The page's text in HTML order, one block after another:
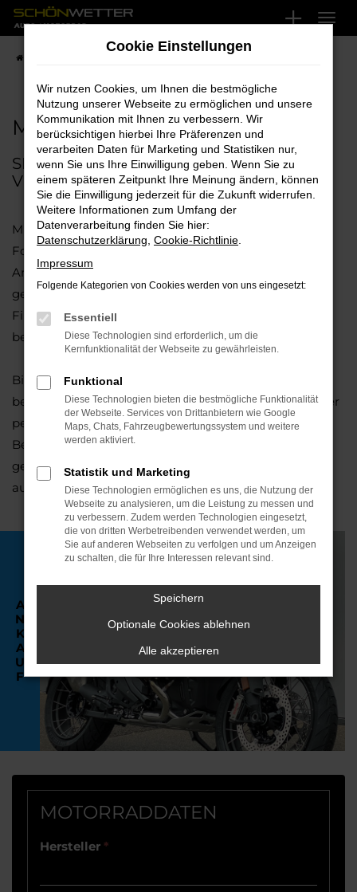
Zum
Hauptinhalt
springen
Motorradankauf
MOTORRADANKAUF
SIE WOLLEN IHR MOTORRAD
VERKAUFEN?
Mithilfe des nachfolgenden Inzahlungnahme-
Formulares erstellen wir Ihnen gerne kostenlos ein
Angebot für Ihr gebrauchtes Motorrad. Sie können Ihr
gebrauchtes Motorrad als Anzahlung bei einer
Finanzierung oder beim Kauf eines neuen Motorrades
bei uns in Zahlung geben.
Bitte haben Sie Verständnis, dass dieses Angebot
beidseitig unverbindlich ist und sich vorbehaltlich einer
persönlichen Begutachtung des Motorrads versteht.
Beachten Sie bitte auch, dass unser Angebot umso
genauer sein kann, je vollständiger Sie das Formular
ausfüllen.
A
N
K
A
U
F
MOTORRADDATEN
Hersteller *
Cookie Einstellungen
Wir nutzen Cookies, um Ihnen die bestmögliche
Nutzung unserer Webseite zu ermöglichen und unsere
Kommunikation mit Ihnen zu verbessern. Wir
berücksichtigen hierbei Ihre Präferenzen und
verarbeiten Daten für Marketing und Statistiken nur,
wenn Sie uns Ihre Einwilligung geben. Wenn Sie zu
einem späteren Zeitpunkt Ihre Meinung ändern, können
Sie die Einwilligung jederzeit für die Zukunft widerrufen.
Weitere Informationen zum Umfang der
Datenverarbeitung finden Sie hier:
Datenschutzerklärung Cookie-Richtlinie
Impressum
Folgende Kategorien von Cookies werden von uns eingesetzt:
Essentiell
Diese Technologien sind erforderlich, um die
Kernfunktionalität der Webseite zu gewährleisten.
Funktional
Diese Technologien bieten die bestmögliche Funktionalität
der Webseite. Services von Drittanbietern wie Google
Maps, Chats, Fahrzeugbewertungssystem und weitere
werden aktiviert.
Statistik und Marketing
Diese Technologien ermöglichen es uns, die Nutzung der
Webseite zu analysieren, um die Leistung zu messen und
zu verbessern. Zudem werden Technologien eingesetzt,
die von dritten Werbetreibenden verwendet werden, um
Sie auf anderen Webseiten zu verfolgen und um Anzeigen
zu schalten, die für Ihre Interessen relevant sind.
Speichern
Optionale Cookies ablehnen
Alle akzeptieren